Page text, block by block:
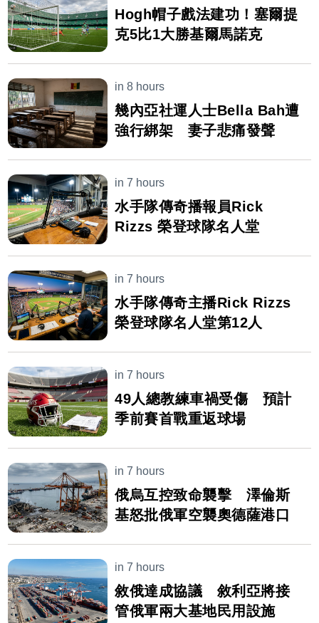
Hogh帽子戲法建功！塞爾提
克5比1大勝基爾馬諾克
in 8 hours
幾內亞社運人士Bella Bah遭
強行綁架 妻子悲痛發聲
in 7 hours
水手隊傳奇播報員Rick
Rizzs 榮登球隊名人堂
in 7 hours
水手隊傳奇主播Rick Rizzs
榮登球隊名人堂第12人
in 7 hours
49人總教練車禍受傷 預計
季前賽首戰重返球場
in 7 hours
俄烏互控致命襲擊 澤倫斯
基怒批俄軍空襲奧德薩港口
in 7 hours
敘俄達成協議 敘利亞將接
管俄軍兩大基地民用設施